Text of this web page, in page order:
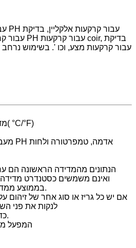
2. מדידת טמפרטורת הקרקע( °C/°F)
4. מעבר בין שלושה מצבים של PH אדמה, טמפרטורה ולחות
ואינם משמשים כסטנדרט
בממוצע ממדידות מרובות לאחר השנייה.
לנקות את פני השטח עם 99%
(אתנול נטול מים) כדור כותנה.
9. המפעל